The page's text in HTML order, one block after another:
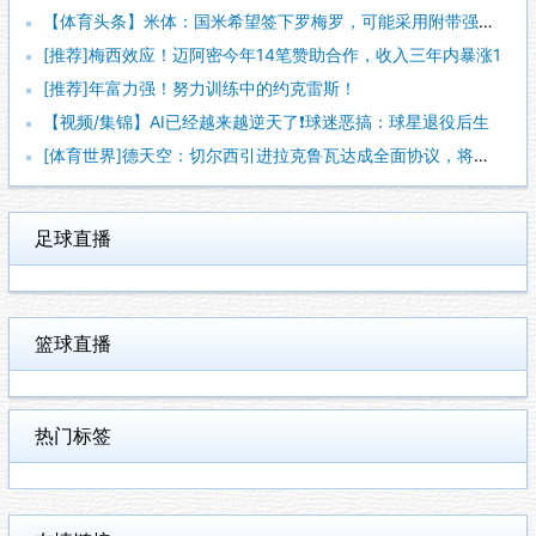
【体育头条】米体：国米希望签下罗梅罗，可能采用附带强制买断条
[推荐]梅西效应！迈阿密今年14笔赞助合作，收入三年内暴涨1
[推荐]年富力强！努力训练中的约克雷斯！
【视频/集锦】AI已经越来越逆天了❗️球迷恶搞：球星退役后生
[体育世界]德天空：切尔西引进拉克鲁瓦达成全面协议，将签约至
足球直播
篮球直播
热门标签